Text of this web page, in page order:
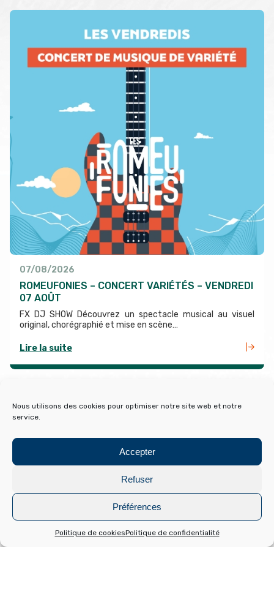
Nous utilisons des cookies pour optimiser notre site web et notre
service.
Accepter
Refuser
Préférences
Politique de cookiesPolitique de confidentialité
07/08/2026
ROMEUFONIES – CONCERT VARIÉTÉS – VENDREDI
07 AOÛT
FX DJ SHOW Découvrez un spectacle musical au visuel
original, chorégraphié et mise en scène…
Lire la suite
VOIR TOUT L'AGENDA